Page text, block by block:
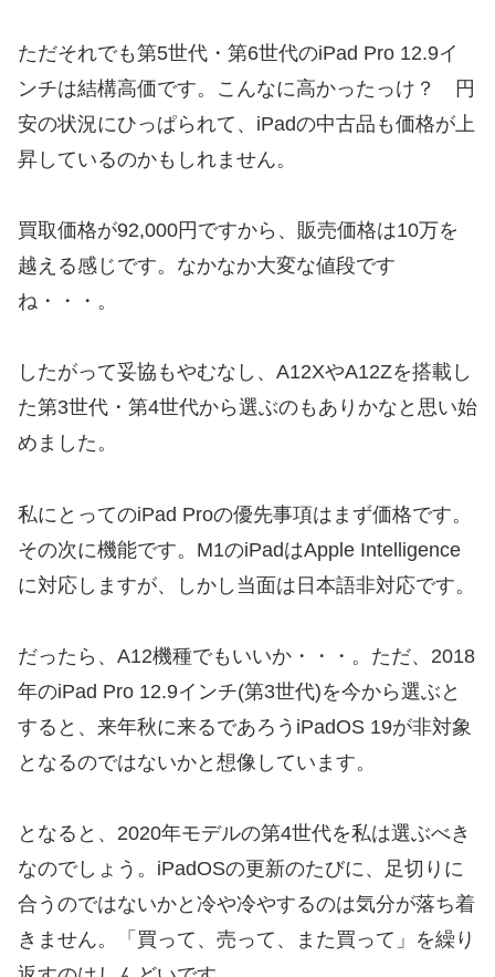
ただそれでも第5世代・第6世代のiPad Pro 12.9イ
ンチは結構高価です。こんなに高かったっけ？ 円
安の状況にひっぱられて、iPadの中古品も価格が上
昇しているのかもしれません。
買取価格が92,000円ですから、販売価格は10万を
越える感じです。なかなか大変な値段です
ね・・・。
したがって妥協もやむなし、A12XやA12Zを搭載し
た第3世代・第4世代から選ぶのもありかなと思い始
めました。
私にとってのiPad Proの優先事項はまず価格です。
その次に機能です。M1のiPadはApple Intelligence
に対応しますが、しかし当面は日本語非対応です。
だったら、A12機種でもいいか・・・。ただ、2018
年のiPad Pro 12.9インチ(第3世代)を今から選ぶと
すると、来年秋に来るであろうiPadOS 19が非対象
となるのではないかと想像しています。
となると、2020年モデルの第4世代を私は選ぶべき
なのでしょう。iPadOSの更新のたびに、足切りに
合うのではないかと冷や冷やするのは気分が落ち着
きません。「買って、売って、また買って」を繰り